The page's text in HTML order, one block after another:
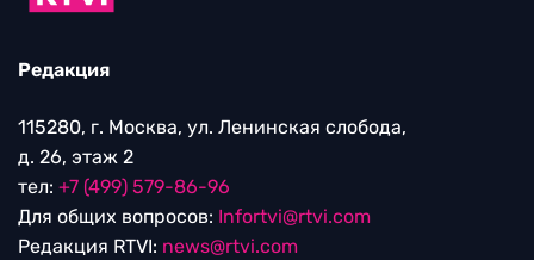
Редакция
115280, г. Москва, ул. Ленинская слобода,
д. 26, этаж 2
тел: +7 (499) 579-86-96
Для общих вопросов: Infortvi@rtvi.com
Редакция RTVI: news@rtvi.com